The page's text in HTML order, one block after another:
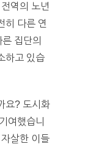
역의 노년
히 다른 연
집단의
하고 있습
요? 도시화
여했습니
살한 이들